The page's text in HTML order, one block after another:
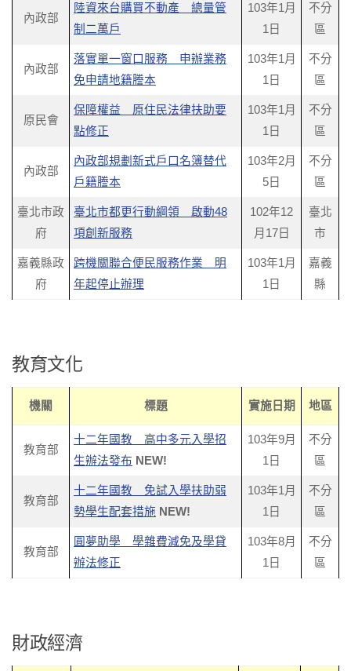
內政部
陸資來台購買不動產 總量管
制二萬戶
103年1月
1日
不分
區
內政部
落實單一窗口服務 申辦業務
免申請地籍謄本
103年1月
1日
不分
區
原民會
保障權益 原住民法律扶助要
點修正
103年1月
1日
不分
區
內政部
內政部規劃新式戶口名簿替代
戶籍謄本
103年2月
5日
不分
區
臺北市政
府
臺北市都更行動綱領 啟動48
項創新服務
102年12
月17日
臺北
市
嘉義縣政
府
跨機關聯合便民服務作業 明
年起停止辦理
103年1月
1日
嘉義
縣
教育文化
機關 標題 實施日期 地區
教育部
十二年國教 高中多元入學招
生辦法發布 NEW!
103年9月
1日
不分
區
教育部
十二年國教 免試入學扶助弱
勢學生配套措施 NEW!
103年1月
1日
不分
區
教育部
圓夢助學 學雜費減免及學貸
辦法修正
103年8月
1日
不分
區
財政經濟